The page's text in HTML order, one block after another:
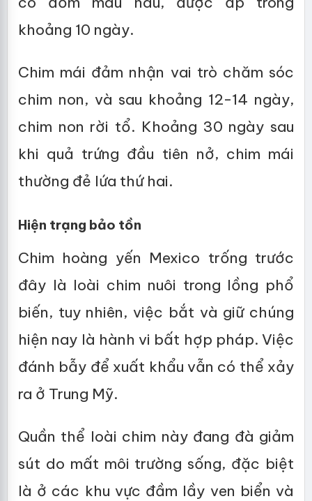
khoảng 10 ngày.
Chim mái đảm nhận vai trò chăm sóc
chim non, và sau khoảng 12-14 ngày,
chim non rời tổ. Khoảng 30 ngày sau
khi quả trứng đầu tiên nở, chim mái
thường đẻ lứa thứ hai.
Hiện trạng bảo tồn
Chim hoàng yến Mexico trống trước
đây là loài chim nuôi trong lồng phổ
biến, tuy nhiên, việc bắt và giữ chúng
hiện nay là hành vi bất hợp pháp. Việc
đánh bẫy để xuất khẩu vẫn có thể xảy
ra ở Trung Mỹ.
Quần thể loài chim này đang đà giảm
sút do mất môi trường sống, đặc biệt
là ở các khu vực đầm lầy ven biển và